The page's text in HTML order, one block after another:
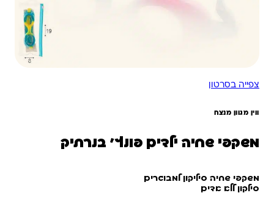
צפייה בסרטון
ווין מגוון מנצח
משקפי שחיה ילדים פונץ’ בנרתיק
משקפי שחיה סיליקון למבוגרים
סילקון ללא אדים